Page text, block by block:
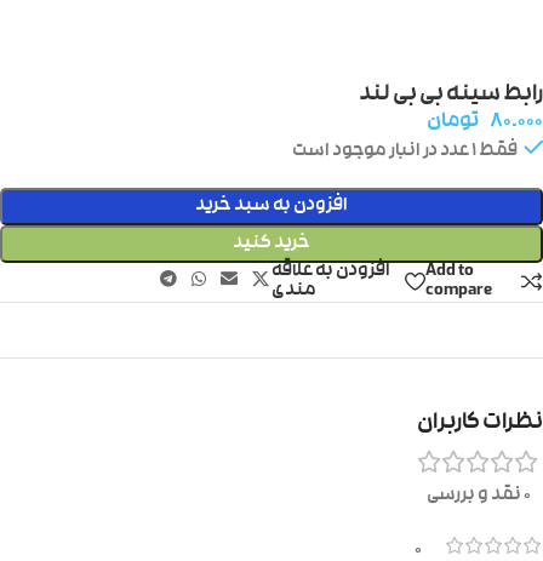
رابط سینه بی بی لند
۸۰.۰۰۰ تومان
فقط 1 عدد در انبار موجود است
افزودن به سبد خرید
خرید کنید
Add to
compare
افزودن به علاقه
مندی
نظرات کاربران
0 نقد و بررسی
0